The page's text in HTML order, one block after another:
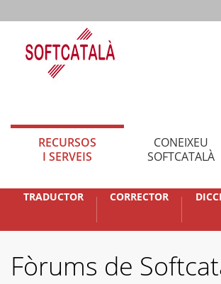
RECURSOS
I SERVEIS
CONEIXEU
SOFTCATALÀ
TRADUCTOR CORRECTOR
Fòrums de